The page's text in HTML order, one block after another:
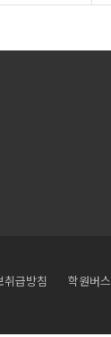
취급방침 학원버스